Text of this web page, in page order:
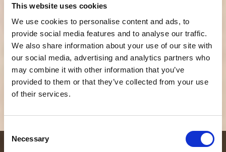
This website uses cookies
We use cookies to personalise content and ads, to
provide social media features and to analyse our traffic.
We also share information about your use of our site with
our social media, advertising and analytics partners who
may combine it with other information that you’ve
provided to them or that they’ve collected from your use
of their services.
Selection
Necessary
Tietoturva ja
vaatimustenmukaisuus
GDPR-yhteensopiva ja syrjinnän riskit minimoiva.